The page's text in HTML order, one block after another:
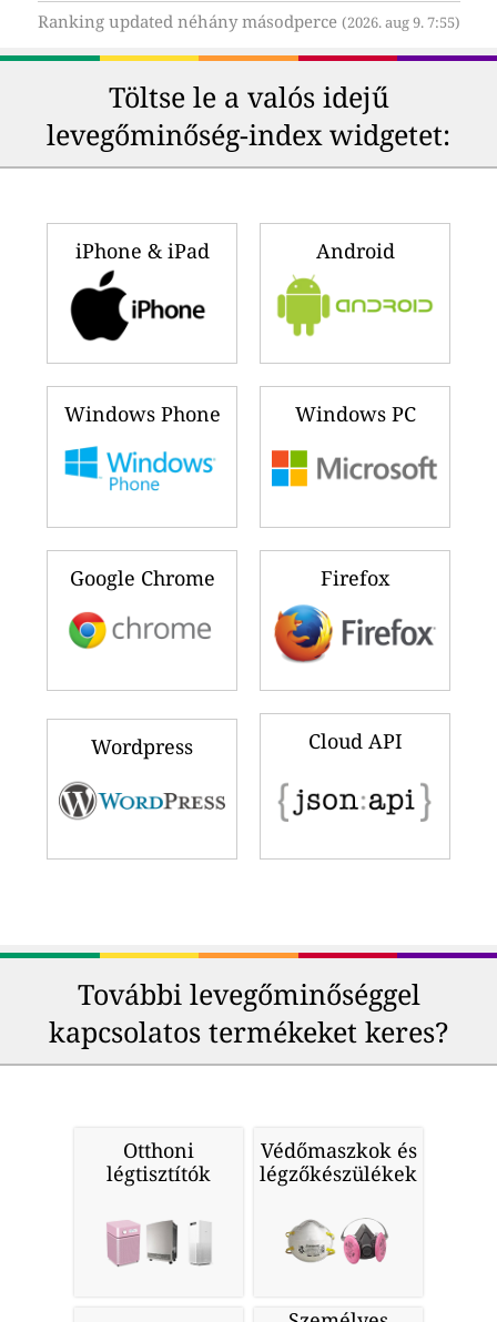
Ranking updated néhány másodperce (2026. aug 9. 7:55)
Töltse le a valós idejű
levegőminőség-index widgetet:
iPhone & iPad Android
Windows Phone Windows PC
Google Chrome Firefox
Wordpress Cloud API
További levegőminőséggel
kapcsolatos termékeket keres?
Otthoni
légtisztítók
Védőmaszkok és
légzőkészülékek